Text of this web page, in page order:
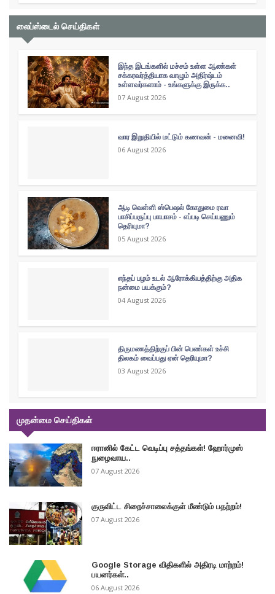
லைப்ஸ்டைல் செய்திகள்
இந்த இடங்களில் மச்சம் உள்ள ஆண்கள்
சக்கரவர்த்தியாக வாழும் அதிர்ஷ்டம்
உள்ளவர்களாம் - உங்களுக்கு இருக்க..
07 August 2026
வார இறுதியில் மட்டும் கணவன் - மனைவி!
06 August 2026
ஆடி வெள்ளி ஸ்பெஷல் கோதுமை ரவா
பாசிப்பருப்பு பாயாசம் - எப்படி செய்யணும்
தெரியுமா?
05 August 2026
எந்தப் பழம் உடல் ஆரோக்கியத்திற்கு அதிக
நன்மை பயக்கும்?
04 August 2026
திருமணத்திற்குப் பின் பெண்கள் உச்சி
திலகம் வைப்பது ஏன் தெரியுமா?
03 August 2026
முதன்மை செய்திகள்
ஈரானில் கேட்ட வெடிப்பு சத்தங்கள்! ஹோர்முஸ்
நுழைவாய..
07 August 2026
குருவிட்ட சிறைச்சாலைக்குள் மீண்டும் பதற்றம்!
07 August 2026
Google Storage விதிகளில் அதிரடி மாற்றம்!
பயனர்கள்..
06 August 2026